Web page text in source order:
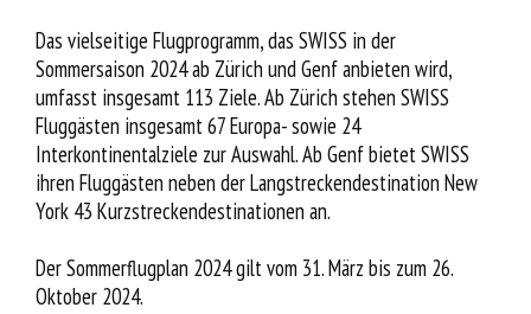
Das vielseitige Flugprogramm, das SWISS in der
Sommersaison 2024 ab Zürich und Genf anbieten wird,
umfasst insgesamt 113 Ziele. Ab Zürich stehen SWISS
Fluggästen insgesamt 67 Europa- sowie 24
Interkontinentalziele zur Auswahl. Ab Genf bietet SWISS
ihren Fluggästen neben der Langstreckendestination New
York 43 Kurzstreckendestinationen an.
Der Sommerflugplan 2024 gilt vom 31. März bis zum 26.
Oktober 2024.